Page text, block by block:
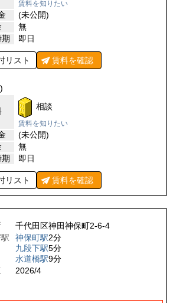
賃料を知りたい
(未公開)
無
期
即日
リスト 賃料を確認
)
相談
賃料を知りたい
(未公開)
無
期
即日
リスト 賃料を確認
千代田区神田神保町2-6-4
神保町駅2分
九段下駅5分
水道橋駅9分
2026/4